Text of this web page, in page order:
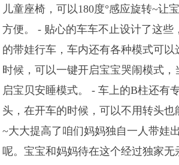
儿童座椅，可以180度°感应旋转~让
方便。 - 贴心的车车不止设计了这些
的带娃行车，车内还有各种模式可以
时候，可以一键开启宝宝哭闹模式，
启宝贝安睡模式。 - 车上的B柱还有
头，在开车的时候，可以不用转头也
~大大提高了咱们妈妈独自一人带娃
呢。宝宝和妈妈待在这个经过独家无